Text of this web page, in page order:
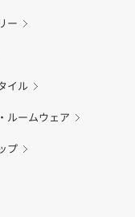
ー
イル
ルームウェア
プ